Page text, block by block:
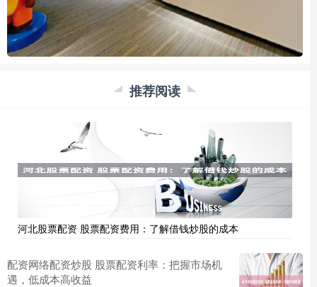
推荐阅读
河北股票配资 股票配资费用：了解借钱炒股的成本
配资网络配资炒股 股票配资利率：把握市场机
遇，低成本高收益